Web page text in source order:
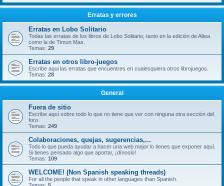
Erratas y errores
Erratas en Lobo Solitario
Todas las erratas de los libros de Lobo Solitario, tanto en la edición de Altea
como la de Timun Mas.
Temas: 29
Erratas en otros libro-juegos
Escribe aqui las erratas que encuentres en cualesquiera otros librojuegos.
Temas: 28
General
Fuera de sitio
Escribe aquí sobre todo lo que no tiene que ver con ninguna otra sección del
foro.
Temas: 249
Colaboraciones, quejas, sugerencias,...
Todo lo que pueda ayudar a hacer una web mejor lo tienes que exponer aquí.
Si tienes pensado algo que aportar, ¡dínoslo!
Temas: 109
WELCOME! (Non Spanish speaking threads)
For all the people that speak in other languages than Spanish.